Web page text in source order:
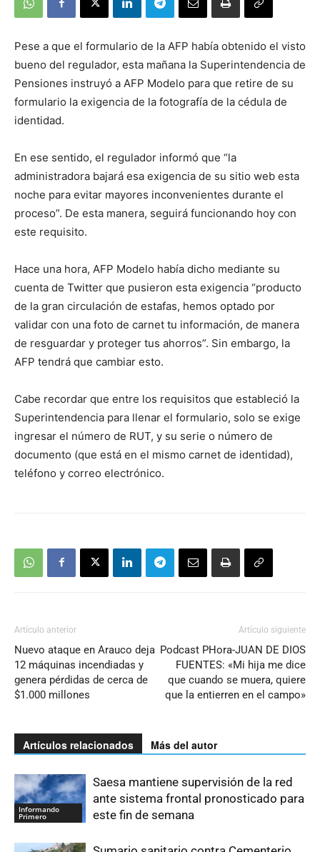
Pese a que el formulario de la AFP había obtenido el visto
bueno del regulador, esta mañana la Superintendencia de
Pensiones instruyó a AFP Modelo para que retire de su
formulario la exigencia de la fotografía de la cédula de
identidad.
En ese sentido, el regulador informó que “la
administradora bajará esa exigencia de su sitio web esta
noche para evitar mayores inconvenientes durante el
proceso”. De esta manera, seguirá funcionando hoy con
este requisito.
Hace una hora, AFP Modelo había dicho mediante su
cuenta de Twitter que pusieron esta exigencia “producto
de la gran circulación de estafas, hemos optado por
validar con una foto de carnet tu información, de manera
de resguardar y proteger tus ahorros”. Sin embargo, la
AFP tendrá que cambiar esto.
Cabe recordar que entre los requisitos que estableció la
Superintendencia para llenar el formulario, solo se exige
ingresar el número de RUT, y su serie o número de
documento (que está en el mismo carnet de identidad),
teléfono y correo electrónico.
Artículo anterior
Nuevo ataque en Arauco deja
12 máquinas incendiadas y
genera pérdidas de cerca de
$1.000 millones
Artículo siguiente
Podcast PHora-JUAN DE DIOS
FUENTES: «Mi hija me dice
que cuando se muera, quiere
que la entierren en el campo»
Artículos relacionados Más del autor
Informando
Primero
Saesa mantiene supervisión de la red
ante sistema frontal pronosticado para
este fin de semana